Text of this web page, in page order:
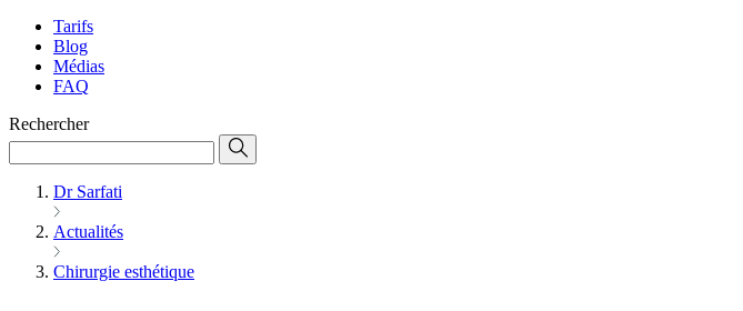
Tarifs
Blog
Médias
FAQ
Rechercher
Dr Sarfati
Actualités
Chirurgie esthétique